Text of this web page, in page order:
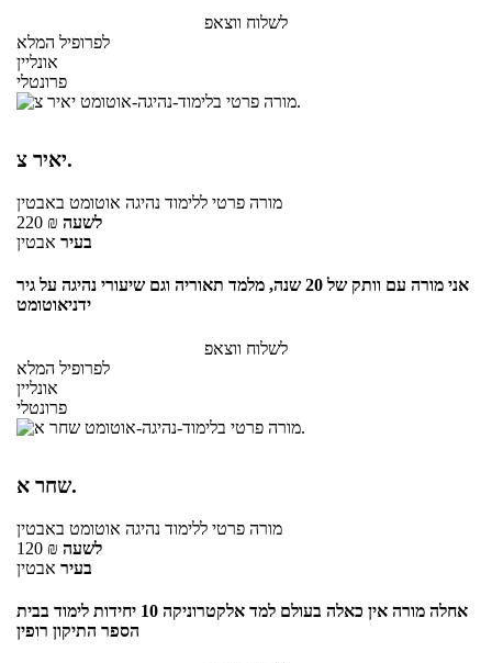
לשלוח ווצאפ
לפרופיל המלא
אונליין
פרונטלי
יאיר צ.
מורה פרטי ללימוד נהיגה אוטומט באבטין
220 ₪ לשעה
בעיר אבטין
אני מורה עם וותק של 20 שנה, מלמד תאוריה וגם שיעורי נהיגה על גיר
ידניאוטומט
לשלוח ווצאפ
לפרופיל המלא
אונליין
פרונטלי
שחר א.
מורה פרטי ללימוד נהיגה אוטומט באבטין
120 ₪ לשעה
בעיר אבטין
אחלה מורה אין כאלה בעולם למד אלקטרוניקה 10 יחידות לימוד בבית
הספר התיקון רופין